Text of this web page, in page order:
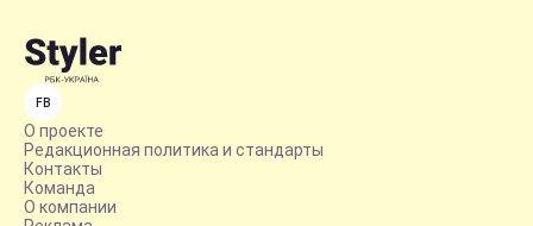
FB
О проекте
Редакционная политика и стандарты
Контакты
Команда
О компании